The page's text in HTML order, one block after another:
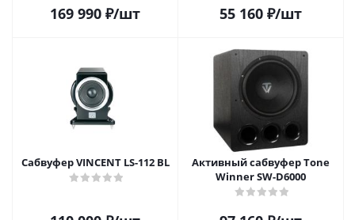
169 990 ₽/шт 55 160 ₽/шт
Сабвуфер VINCENT LS-112 BL
Активный сабвуфер Tone
Winner SW-D6000